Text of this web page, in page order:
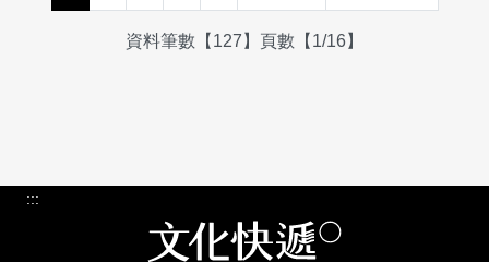
資料筆數【127】頁數【1/16】
:::